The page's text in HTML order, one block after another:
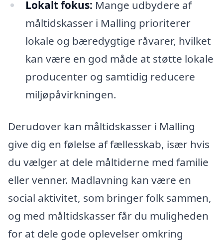
Lokalt fokus: Mange udbydere af
måltidskasser i Malling prioriterer
lokale og bæredygtige råvarer, hvilket
kan være en god måde at støtte lokale
producenter og samtidig reducere
miljøpåvirkningen.
Derudover kan måltidskasser i Malling
give dig en følelse af fællesskab, især hvis
du vælger at dele måltiderne med familie
eller venner. Madlavning kan være en
social aktivitet, som bringer folk sammen,
og med måltidskasser får du muligheden
for at dele gode oplevelser omkring